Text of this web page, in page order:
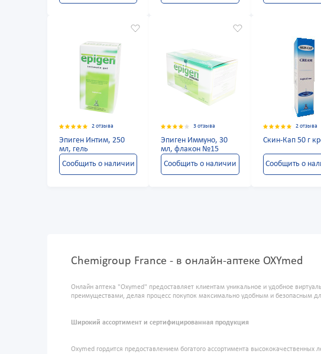
2 отзыва
Эпиген Интим, 250
мл, гель
Сообщить о наличии
3 отзыва
Эпиген Иммуно, 30
мл, флакон №15
Сообщить о наличии
2 отзыва
Скин-Кап 50 г
Сообщить о
Chemigroup France - в онлайн-аптеке OXYmed
Онлайн аптека "Oxymed" предоставляет клиентам уникальное и удобное
преимуществами, делая процесс покупок максимально удобным и безопасным
Широкий ассортимент и сертифицированная продукция
Oxymed гордится предоставлением богатого ассортимента